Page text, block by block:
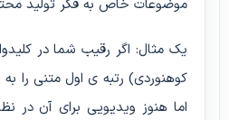
موضوعات خاص به فکر تولید
یک مثال: اگر رقیب شما در
کوهنوردی) رتبه ی اول متنی را
اما هنوز ویدیویی برای آن در